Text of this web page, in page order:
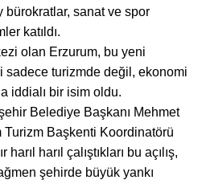
bürokratlar, sanat ve spor
katıldı.
olan Erzurum, bu yeni
sadece turizmde değil, ekonomi
iddialı bir isim oldu.
Belediye Başkanı Mehmet
Başkenti Koordinatörü
harıl harıl çalıştıkları bu açılış,
şehirde büyük yankı